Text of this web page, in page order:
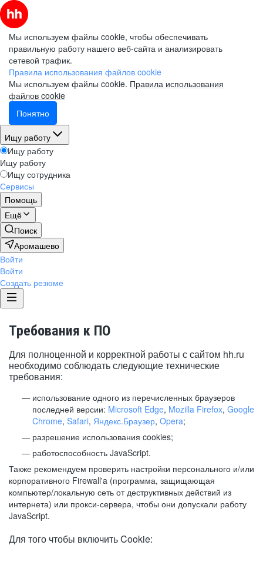
Мы используем файлы cookie, чтобы обеспечивать
правильную работу нашего веб-сайта и анализировать
сетевой трафик.
Правила использования файлов cookie
Мы используем файлы cookie. Правила использования
файлов cookie
Понятно
Ищу работу
Ищу работу
Ищу работу
Ищу сотрудника
Сервисы
Помощь
Ещё
Поиск
Аромашево
Войти
Войти
Создать резюме
Требования к ПО
Для полноценной и корректной работы с сайтом hh.ru
необходимо соблюдать следующие технические
требования:
использование одного из перечисленных браузеров
последней версии: Microsoft Edge, Mozilla Firefox, Google
Chrome, Safari, Яндекс.Браузер, Opera;
разрешение использования cookies;
работоспособность JavaScript.
Также рекомендуем проверить настройки персонального и/или
корпоративного Firewall'a (программа, защищающая
компьютер/локальную сеть от деструктивных действий из
интернета) или прокси-сервера, чтобы они допускали работу
JavaScript.
Для того чтобы включить Cookie: